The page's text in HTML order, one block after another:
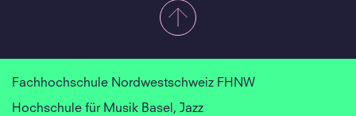
Fachhochschule Nordwestschweiz FHNW
Hochschule für Musik Basel, Jazz